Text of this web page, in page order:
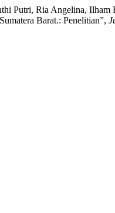
Putri, Ria Angelina,
Barat.: Penelitian”,